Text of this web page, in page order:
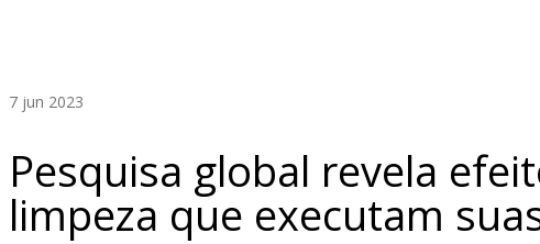
7 jun 2023
Pesquisa global revela
limpeza que executam